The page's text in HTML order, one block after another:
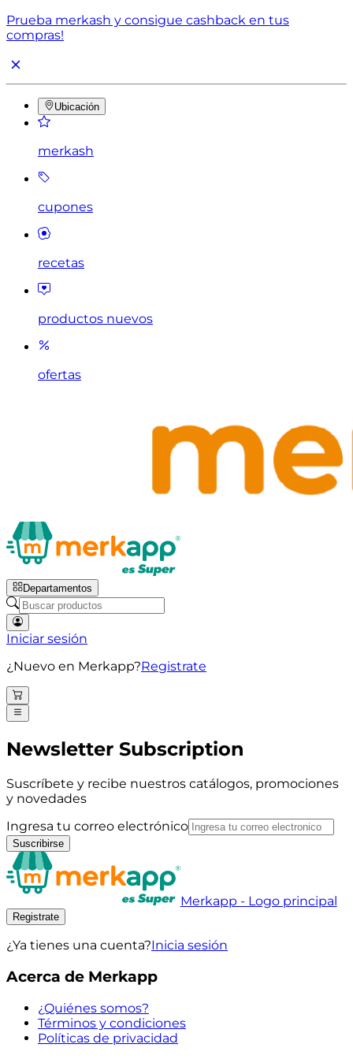
Prueba merkash y consigue cashback en tus
compras!
Ubicación
merkash
cupones
recetas
productos nuevos
ofertas
Departamentos
Iniciar sesión
¿Nuevo en Merkapp?Registrate
Newsletter Subscription
Suscríbete y recibe nuestros catálogos, promociones
y novedades
Ingresa tu correo electrónico
Suscribirse
Merkapp - Logo principal
Registrate
¿Ya tienes una cuenta?Inicia sesión
Acerca de Merkapp
¿Quiénes somos?
Términos y condiciones
Políticas de privacidad